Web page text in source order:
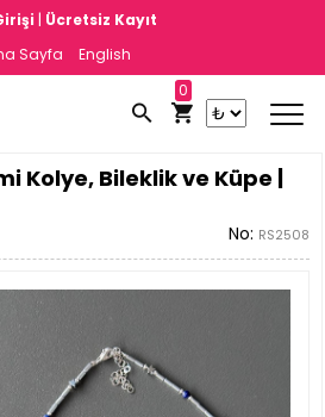
| Ücretsiz Kayıt
Sayfa
English
0
Kolye, Bileklik ve Küpe |
No: RS2508